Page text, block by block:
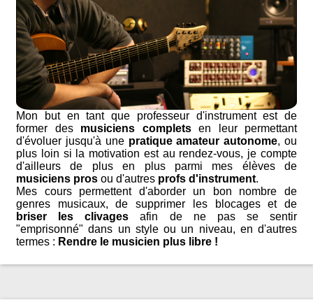
Mon but en tant que professeur d'instrument est de
former des
musiciens complets en leur permettant
d'évoluer jusqu'à une pratique amateur autonome, ou
plus loin si la motivation est au rendez-vous, je compte
d'ailleurs de plus en plus parmi mes élèves de
musiciens pros ou d'autres profs d'instrument.
Mes cours permettent d'aborder un bon nombre de
genres musicaux, de supprimer les blocages et de
briser les clivages afin de ne pas se sentir
"emprisonné" dans un style ou un niveau, en d'autres
termes : Rendre le musicien plus libre !